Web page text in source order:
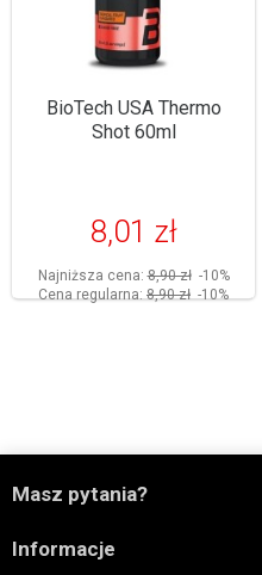
BioTech USA Thermo
Shot 60ml
8,01 zł
Najniższa cena:8,90 zł -10%
Cena regularna:8,90 zł -10%
Masz pytania?
Informacje